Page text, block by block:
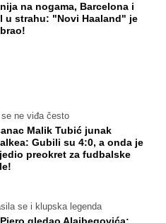
na nogama, Barcelona i
u strahu: "Novi Haaland" je
ne viđa često
Malik Tubić junak
Gubili su 4:0, a onda je
preokret za fudbalske
se i klupska legenda